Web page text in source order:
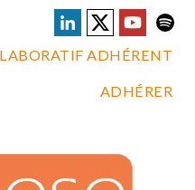
ADHÉRENT
ADHÉRER